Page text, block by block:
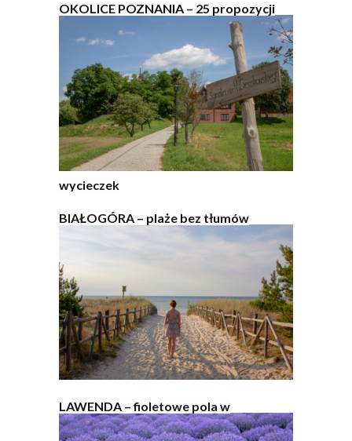
OKOLICE POZNANIA – 25 propozycji
wycieczek
BIAŁOGÓRA – plaże bez tłumów
LAWENDA – fioletowe pola w